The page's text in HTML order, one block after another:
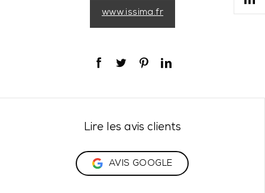
www.issima.fr
Lire les avis clients
AVIS GOOGLE